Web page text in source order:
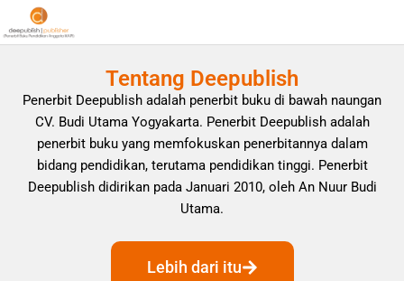
Tentang Deepublish
Penerbit Deepublish adalah penerbit buku di bawah naungan
CV. Budi Utama Yogyakarta. Penerbit Deepublish adalah
penerbit buku yang memfokuskan penerbitannya dalam
bidang pendidikan, terutama pendidikan tinggi. Penerbit
Deepublish didirikan pada Januari 2010, oleh An Nuur Budi
Utama.
Lebih dari itu